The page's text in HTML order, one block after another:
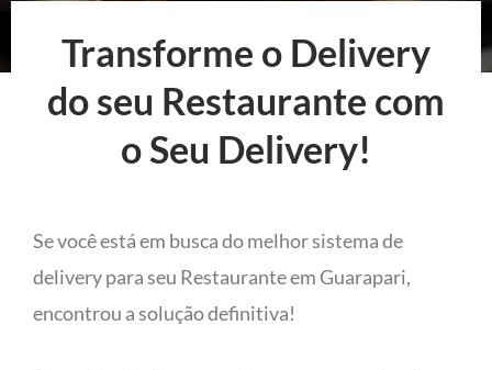
Transforme o Delivery
do seu Restaurante com
o Seu Delivery!
Se você está em busca do melhor sistema de
delivery para seu Restaurante em Guarapari,
encontrou a solução definitiva!